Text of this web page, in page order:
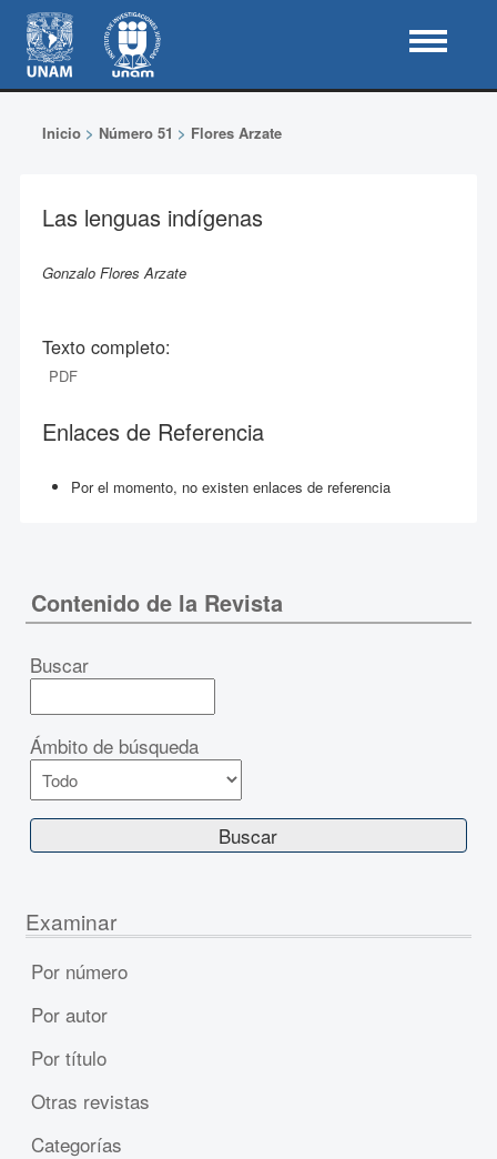
Inicio> Número 51 > Flores Arzate
Las lenguas indígenas
Gonzalo Flores Arzate
Texto completo:
PDF
Enlaces de Referencia
Por el momento, no existen enlaces de referencia
Contenido de la Revista
Buscar
Ámbito de búsqueda
Examinar
Por número
Por autor
Por título
Otras revistas
Categorías